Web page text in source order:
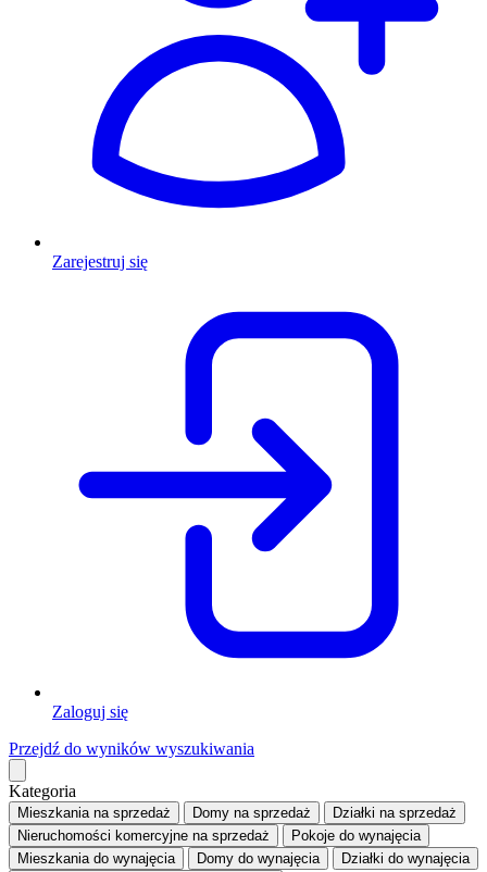
Zarejestruj się
Zaloguj się
Przejdź do wyników wyszukiwania
Kategoria
Mieszkaniana sprzedaż Domy na sprzedaż Działki na sprzedaż
Nieruchomości komercyjne na sprzedaż Pokoje do wynajęcia
Mieszkaniado wynajęcia Domy do wynajęcia Działki do wynajęcia